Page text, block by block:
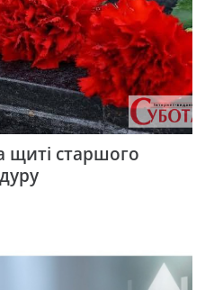
щиті старшого